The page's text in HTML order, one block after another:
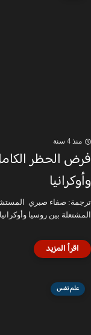
منذ 4 سنة
فرض الحظر
وأوكرانيا
ترجمة: صفاء صبري
المشتعلة بين روسيا
علم نفس